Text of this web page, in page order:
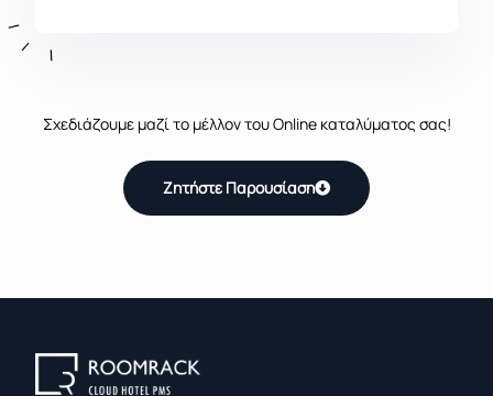
Σχεδιάζουμε μαζί το μέλλον του Online καταλύματος σας!
Ζητήστε Παρουσίαση